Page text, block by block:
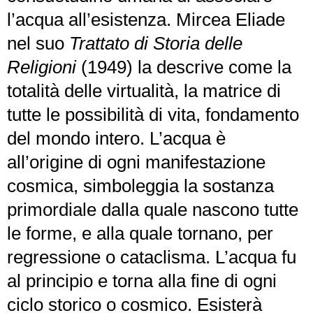
l’acqua all’esistenza. Mircea Eliade
nel suo Trattato di Storia delle
Religioni(1949) la descrive come la
totalità delle virtualità, la matrice di
tutte le possibilità di vita, fondamento
del mondo intero. L’acqua è
all’origine di ogni manifestazione
cosmica, simboleggia la sostanza
primordiale dalla quale nascono tutte
le forme, e alla quale tornano, per
regressione o cataclisma. L’acqua fu
al principio e torna alla fine di ogni
ciclo storico o cosmico. Esisterà